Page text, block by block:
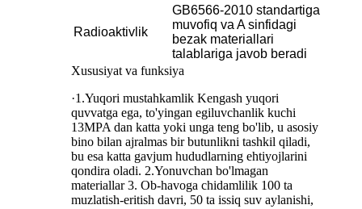
Radioaktivlik
GB6566-2010 standartiga
muvofiq va A sinfidagi
bezak materiallari
talablariga javob beradi
Xususiyat va funksiya
·1.Yuqori mustahkamlik Kengash yuqori
quvvatga ega, to'yingan egiluvchanlik kuchi
13MPA dan katta yoki unga teng bo'lib, u asosiy
bino bilan ajralmas bir butunlikni tashkil qiladi,
bu esa katta gavjum hududlarning ehtiyojlarini
qondira oladi. 2.Yonuvchan bo'lmagan
materiallar 3. Ob-havoga chidamlilik 100 ta
muzlatish-eritish davri, 50 ta issiq suv aylanishi,